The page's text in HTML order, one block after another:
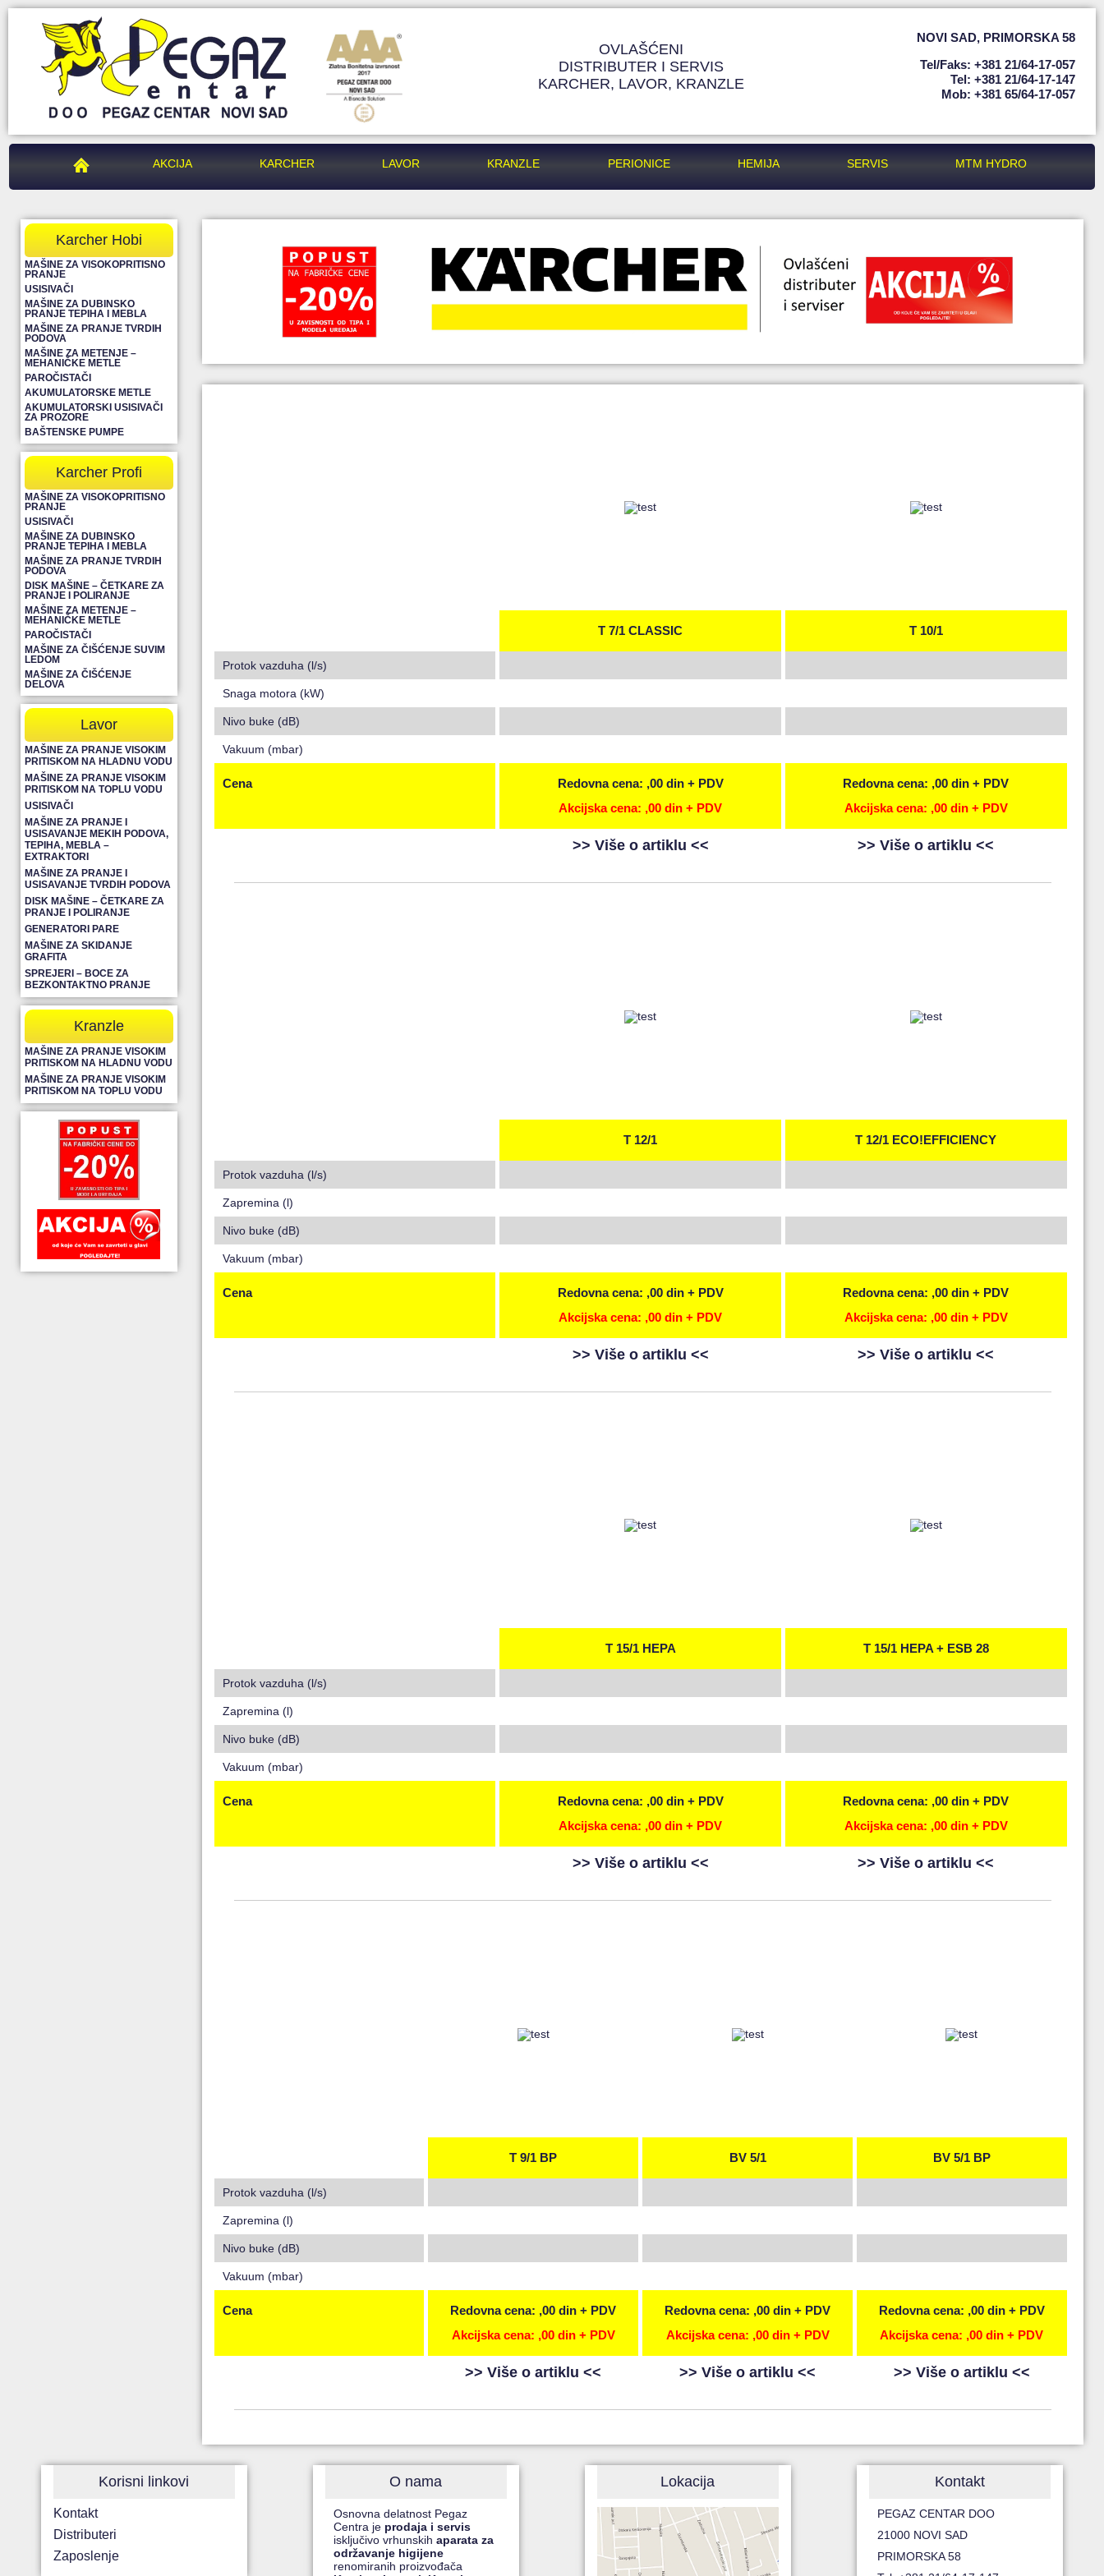
OVLAŠĆENI
DISTRIBUTER I SERVIS
KARCHER, LAVOR, KRANZLE
NOVI SAD, PRIMORSKA 58
Tel/faks: +381 21/64-17-057
Tel: +381 21/64-17-147
Mob: +381 65/64-17-057
PEGAZ CENTARAKCIJA KARCHER LAVOR KRANZLE PERIONICE HEMIJA SERVIS MTM HYDRO
Karcher Hobi
MAŠINE ZA VISOKOPRITISNO
PRANJE
USISIVAČI
MAŠINE ZA DUBINSKO
PRANJE TEPIHA I MEBLA
MAŠINE ZA PRANJE TVRDIH
PODOVA
MAŠINE ZA METENJE –
MEHANIČKE METLE
PAROČISTAČI
AKUMULATORSKE METLE
AKUMULATORSKI USISIVAČI
ZA PROZORE
BAŠTENSKE PUMPE
Karcher Profi
MAŠINE ZA VISOKOPRITISNO
PRANJE
USISIVAČI
MAŠINE ZA DUBINSKO
PRANJE TEPIHA I MEBLA
MAŠINE ZA PRANJE TVRDIH
PODOVA
DISK MAŠINE – ČETKARE ZA
PRANJE I POLIRANJE
MAŠINE ZA METENJE –
MEHANIČKE METLE
PAROČISTAČI
MAŠINE ZA ČIŠĆENJE SUVIM
LEDOM
MAŠINE ZA ČIŠĆENJE
DELOVA
Lavor
MAŠINE ZA PRANJE VISOKIM
PRITISKOM NA HLADNU VODU
MAŠINE ZA PRANJE VISOKIM
PRITISKOM NA TOPLU VODU
USISIVAČI
MAŠINE ZA PRANJE I
USISAVANJE MEKIH PODOVA,
TEPIHA, MEBLA –
EXTRAKTORI
MAŠINE ZA PRANJE I
USISAVANJE TVRDIH PODOVA
DISK MAŠINE – ČETKARE ZA
PRANJE I POLIRANJE
GENERATORI PARE
MAŠINE ZA SKIDANJE
GRAFITA
SPREJERI – BOCE ZA
BEZKONTAKTNO PRANJE
Kranzle
MAŠINE ZA PRANJE VISOKIM
PRITISKOM NA HLADNU VODU
MAŠINE ZA PRANJE VISOKIM
PRITISKOM NA TOPLU VODU
T 7/1 CLASSIC T 10/1
Protok vazduha (l/s)
Snaga motora (kW)
Nivo buke (dB)
Vakuum (mbar)
Cena
Redovna cena: ,00 din + PDV
Akcijska cena: ,00 din + PDV
Redovna cena: ,00 din + PDV
Akcijska cena: ,00 din + PDV
>> Više o artiklu << >> Više o artiklu <<
T 12/1 T 12/1 ECO!EFFICIENCY
Protok vazduha (l/s)
Zapremina (l)
Nivo buke (dB)
Vakuum (mbar)
Cena
Redovna cena: ,00 din + PDV
Akcijska cena: ,00 din + PDV
Redovna cena: ,00 din + PDV
Akcijska cena: ,00 din + PDV
>> Više o artiklu << >> Više o artiklu <<
T 15/1 HEPA T 15/1 HEPA + ESB 28
Protok vazduha (l/s)
Zapremina (l)
Nivo buke (dB)
Vakuum (mbar)
Cena
Redovna cena: ,00 din + PDV
Akcijska cena: ,00 din + PDV
Redovna cena: ,00 din + PDV
Akcijska cena: ,00 din + PDV
>> Više o artiklu << >> Više o artiklu <<
T 9/1 BP BV 5/1 BV 5/1 BP
Protok vazduha (l/s)
Zapremina (l)
Nivo buke (dB)
Vakuum (mbar)
Cena
Redovna cena: ,00 din + PDV
Akcijska cena: ,00 din + PDV
Redovna cena: ,00 din + PDV
Akcijska cena: ,00 din + PDV
Redovna cena: ,00 din + PDV
Akcijska cena: ,00 din + PDV
>> Više o artiklu << >> Više o artiklu << >> Više o artiklu <<
Korisni linkovi
Kontakt
Distributeri
Zaposlenje
O nama
Osnovna delatnost Pegaz
Centra je prodaja i servis
isključivo vrhunskihaparata za
održavanje higijene
renomiranih proizvođača
Lokacija Kontakt
PEGAZ CENTAR DOO
21000 NOVI SAD
PRIMORSKA 58